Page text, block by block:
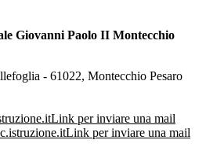
Giovanni Paolo II Montecchio
- 61022, Montecchio Pesaro
Link per inviare una mail
Link per inviare una mail